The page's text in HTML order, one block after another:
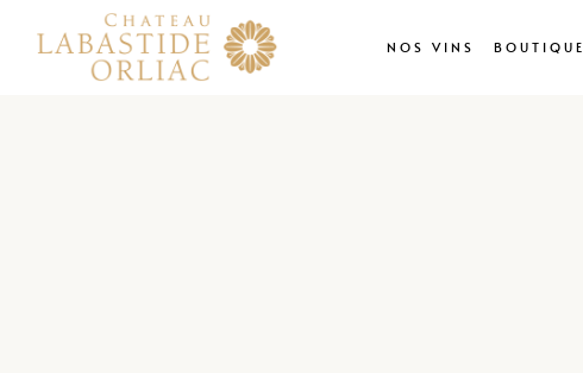
NOS VINS BOUTIQUE